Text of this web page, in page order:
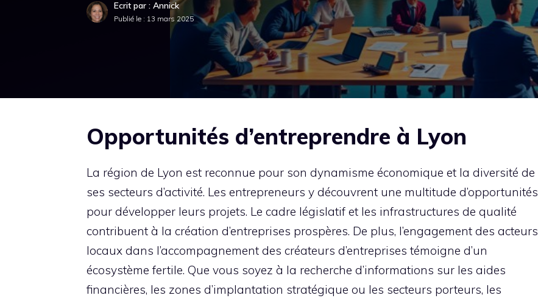
Ecrit par : Annick
Publié le : 13 mars 2025
Opportunités d’entreprendre à Lyon
La région de Lyon est reconnue pour son dynamisme économique et la diversité de
ses secteurs d’activité. Les entrepreneurs y découvrent une multitude d’opportunités
pour développer leurs projets. Le cadre législatif et les infrastructures de qualité
contribuent à la création d’entreprises prospères. De plus, l’engagement des acteurs
locaux dans l’accompagnement des créateurs d’entreprises témoigne d’un
écosystème fertile. Que vous soyez à la recherche d’informations sur les aides
financières, les zones d’implantation stratégique ou les secteurs porteurs, les